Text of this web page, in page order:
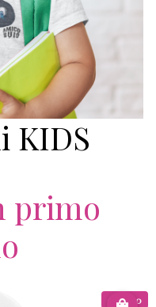
KIDS
primo
€ 20.00